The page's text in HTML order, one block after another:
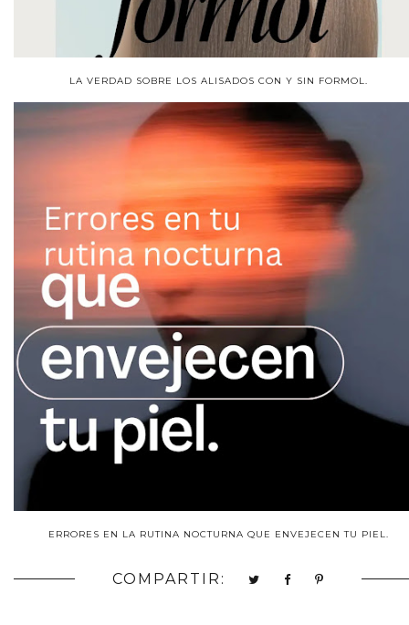
LA VERDAD SOBRE LOS ALISADOS CON Y SIN FORMOL.
ERRORES EN LA RUTINA NOCTURNA QUE ENVEJECEN TU PIEL.
COMPARTIR: